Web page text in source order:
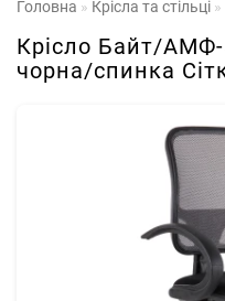
Головна Крісла та стільці
Крісло Байт/АМФ-
чорна/спинка